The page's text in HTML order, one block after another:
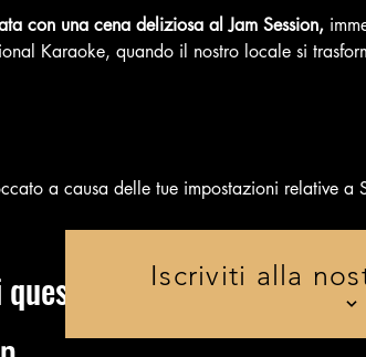
con una cena deliziosa al Jam Session,
Karaoke, quando il nostro locale si
a causa delle tue impostazioni relative a
eventoIscriviti alla